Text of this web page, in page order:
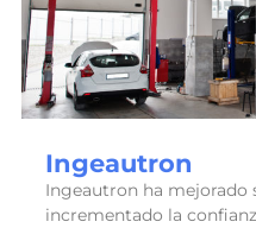
Ingeautron
Ingeautron ha mejorado
incrementado la